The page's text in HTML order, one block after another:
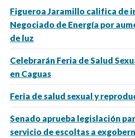
Figueroa Jaramillo califica de
Negociado de Energía por
de luz
Celebrarán Feria de Salud
en Caguas
Feria de salud sexual y
Senado aprueba legislación
servicio de escoltas a